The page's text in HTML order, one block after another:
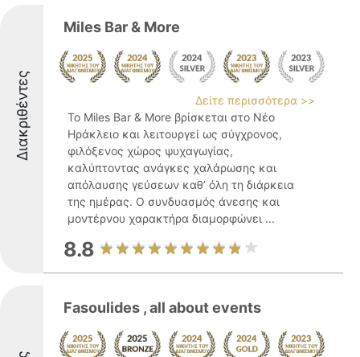
Διακριθέντες
Miles Bar & More
Δείτε περισσότερα >>
Το Miles Bar & More βρίσκεται στο Νέο
Ηράκλειο και λειτουργεί ως σύγχρονος,
φιλόξενος χώρος ψυχαγωγίας,
καλύπτοντας ανάγκες χαλάρωσης και
απόλαυσης γεύσεων καθ’ όλη τη διάρκεια
της ημέρας. Ο συνδυασμός άνεσης και
μοντέρνου χαρακτήρα διαμορφώνει ...
8.8
Fasoulides , all about events